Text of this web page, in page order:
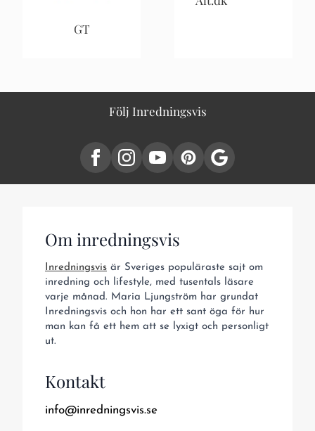
GT
Följ Inredningsvis
Om inredningsvis
Inredningsvis är Sveriges populäraste sajt om
inredning och lifestyle, med tusentals läsare
varje månad. Maria Ljungström har grundat
Inredningsvis och hon har ett sant öga för hur
man kan få ett hem att se lyxigt och personligt
ut.
Kontakt
info@inredningsvis.se